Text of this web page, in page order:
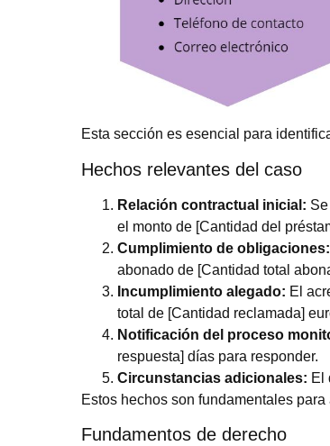
Esta sección es esencial para
Hechos relevantes del caso
Relación contractual inicial:
el monto de [Cantidad del
Cumplimiento de obligaciones:
abonado de [Cantidad total
Incumplimiento alegado: El
total de [Cantidad reclamada]
Notificación del proceso
respuesta] días para responder.
Circunstancias adicionales: El
Estos hechos son fundamentales
Fundamentos de derecho